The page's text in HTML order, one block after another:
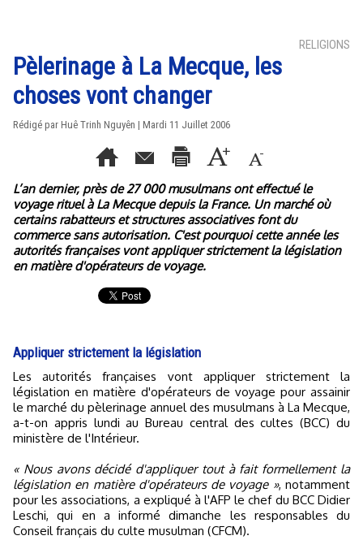
RELIGIONS
Pèlerinage à La Mecque, les
choses vont changer
Rédigé par Huê Trinh Nguyên | Mardi 11 Juillet 2006
L’an dernier, près de 27 000 musulmans ont effectué le
voyage rituel à La Mecque depuis la France. Un marché où
certains rabatteurs et structures associatives font du
commerce sans autorisation. C'est pourquoi cette année les
autorités françaises vont appliquer strictement la législation
en matière d'opérateurs de voyage.
Appliquer strictement la législation
Les autorités françaises vont appliquer strictement la
législation en matière d'opérateurs de voyage pour assainir
le marché du pèlerinage annuel des musulmans à La Mecque,
a-t-on appris lundi au Bureau central des cultes (BCC) du
ministère de l'Intérieur.
« Nous avons décidé d'appliquer tout à fait formellement la
législation en matière d'opérateurs de voyage », notamment
pour les associations, a expliqué à l'AFP le chef du BCC Didier
Leschi, qui en a informé dimanche les responsables du
Conseil français du culte musulman (CFCM).